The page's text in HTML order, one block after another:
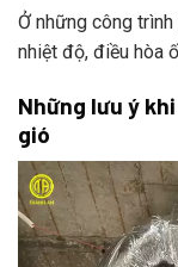
Ở những công
nhiệt độ, điều hòa
Những lưu ý
gió